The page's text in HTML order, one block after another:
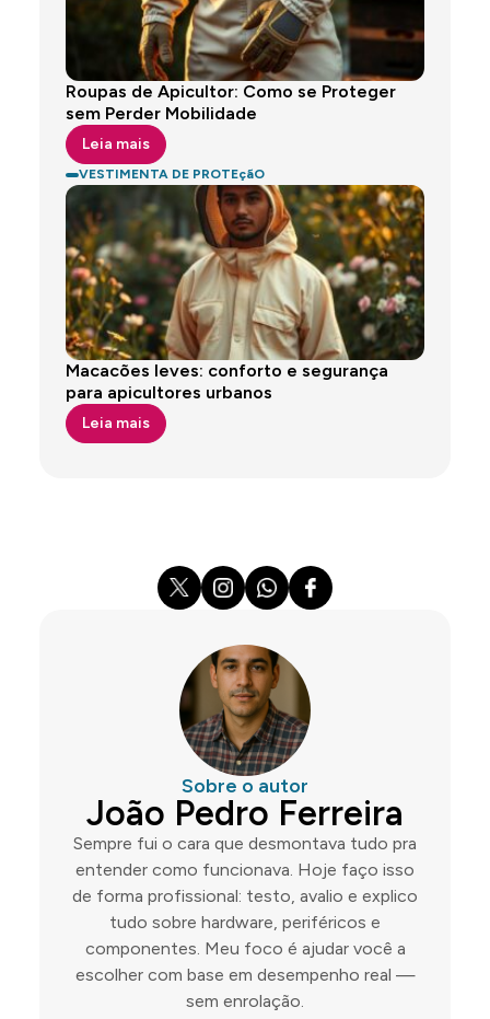
Roupas de Apicultor: Como se Proteger
sem Perder Mobilidade
Leia mais
VESTIMENTA DE PROTEçãO
Macacões leves: conforto e segurança
para apicultores urbanos
Leia mais
Sobre o autor
João Pedro Ferreira
Sempre fui o cara que desmontava tudo pra
entender como funcionava. Hoje faço isso
de forma profissional: testo, avalio e explico
tudo sobre hardware, periféricos e
componentes. Meu foco é ajudar você a
escolher com base em desempenho real —
sem enrolação.